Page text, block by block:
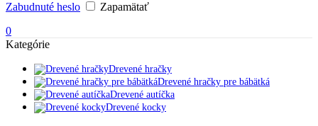
Zabudnuté heslo
Zapamätať
0
Kategórie
Drevené hračky
Drevené hračky pre bábätká
Drevené autíčka
Drevené kocky